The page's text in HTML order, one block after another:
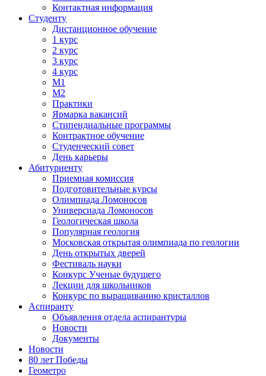
Контактная информация
Студенту
Дистанционное обучение
1 курс
2 курс
3 курс
4 курс
М1
М2
Практики
Ярмарка вакансий
Стипендиальные программы
Контрактное обучение
Студенческий совет
День карьеры
Абитуриенту
Приемная комиссия
Подготовительные курсы
Олимпиада Ломоносов
Универсиада Ломоносов
Геологическая школа
Популярная геология
Московская открытая олимпиада по геологии
День открытых дверей
Фестиваль науки
Конкурс Ученые будущего
Лекции для школьников
Конкурс по выращиванию кристаллов
Аспиранту
Объявления отдела аспирантуры
Новости
Документы
Новости
80 лет Победы
Геометро